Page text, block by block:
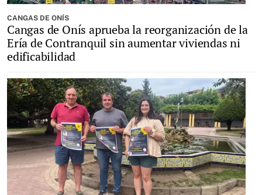
CANGAS DE ONÍS
Cangas de Onís aprueba la reorganización de la
Ería de Contranquil sin aumentar viviendas ni
edificabilidad